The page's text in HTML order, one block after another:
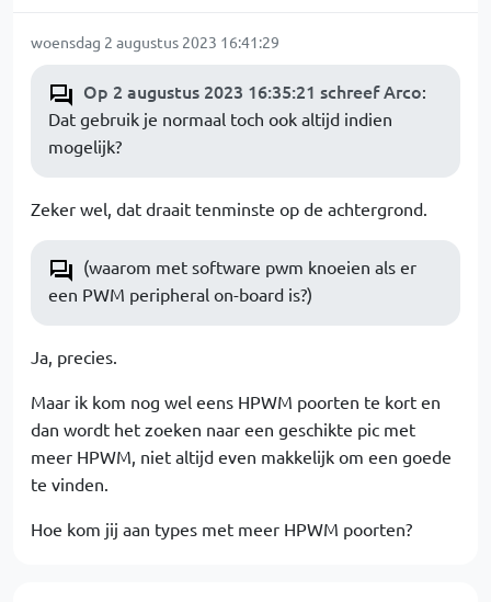
woensdag 2 augustus 2023 16:41:29
Op 2 augustus 2023 16:35:21 schreef Arco:
Dat gebruik je normaal toch ook altijd indien
mogelijk?
Zeker wel, dat draait tenminste op de achtergrond.
(waarom met software pwm knoeien als er
een PWM peripheral on-board is?)
Ja, precies.
Maar ik kom nog wel eens HPWM poorten te kort en
dan wordt het zoeken naar een geschikte pic met
meer HPWM, niet altijd even makkelijk om een goede
te vinden.
Hoe kom jij aan types met meer HPWM poorten?